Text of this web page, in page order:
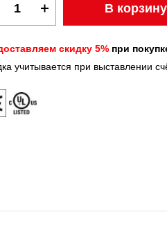
В корзину
скидку 5%при
учитывается при выставлении